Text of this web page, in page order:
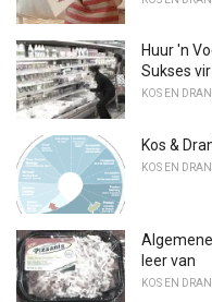
Huur 'n
Sukses
KOS EN
Kos &
KOS EN
leer van
KOS EN